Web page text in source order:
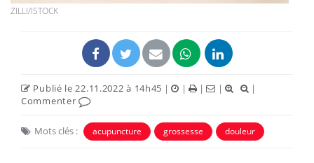
ZILLI/ISTOCK
Publié le 22.11.2022 à 14h45 | | | |
|
Commenter
Mots clés : acupuncture grossesse douleur